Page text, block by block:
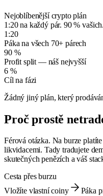
Nejoblíbenější crypto plán
1:20 na každý pár. 90 % vašich.
1:20
Páka na všech 70+ párech
90 %
Profit split — náš nejvyšší
6 %
Cíl na fázi
Žádný jiný plán, který
Proč prostě
Férová otázka. Na burze
likvidacemi. Tady tradujete
skutečných penězích a váš
Cesta přes burzu
Vložíte vlastní coiny
Páka